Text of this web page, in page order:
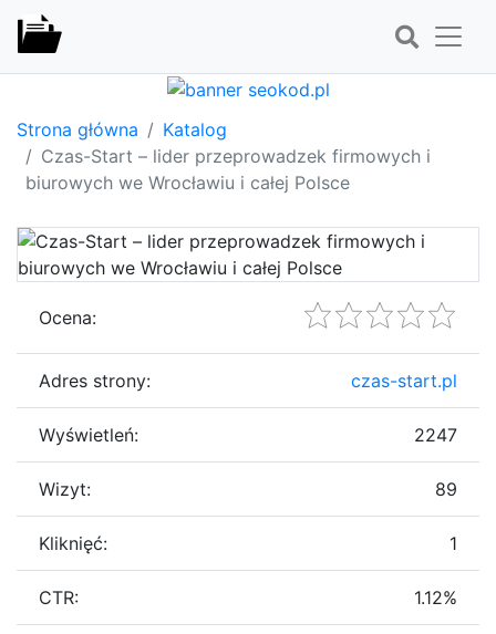
Strona główna
Katalog
Czas-Start – lider przeprowadzek firmowych i
biurowych we Wrocławiu i całej Polsce
Ocena:
Adres strony: czas-start.pl
Wyświetleń: 2247
Wizyt: 89
Kliknięć: 1
CTR: 1.12%